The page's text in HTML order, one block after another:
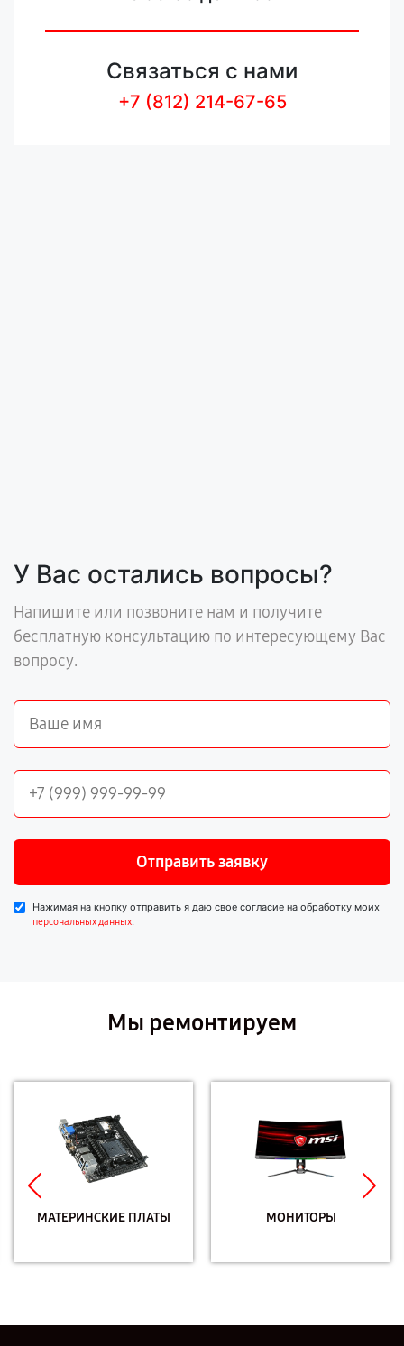
Связаться с нами
+7 (812) 214-67-65
У Вас остались вопросы?
Напишите или позвоните нам и получите
бесплатную консультацию по интересующему Вас
вопросу.
Отправить заявку
Нажимая на кнопку отправить я даю свое согласие на обработку моих
персональных данных.
Мы ремонтируем
МАТЕРИНСКИЕ ПЛАТЫ МОНИТОРЫ